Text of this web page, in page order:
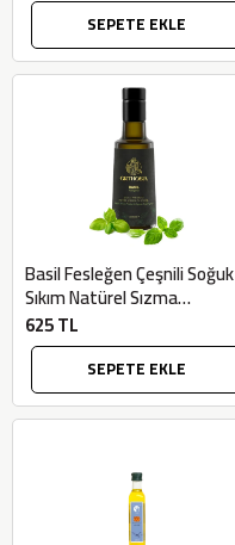
SEPETE EKLE
Basil Fesleğen Çeşnili Soğuk
Sıkım Natürel Sızma
Zeytinyağı (250ml) - Orthosia
625 TL
SEPETE EKLE